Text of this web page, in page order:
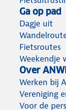
Ga op pad
Dagje uit
Fietsroutes
Weekendje
Over
Werken bij
Vereniging
Voor de pers